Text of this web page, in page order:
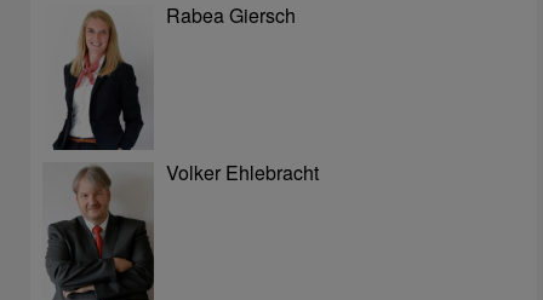
Rabea Giersch
Volker Ehlebracht